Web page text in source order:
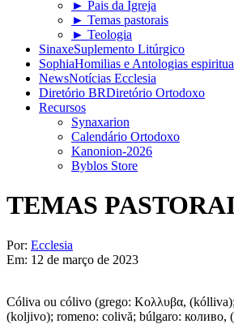
► Pais da Igreja
► Temas pastorais
► Teologia
SinaxeSuplemento Litúrgico
SophiaHomilias e Antologias
NewsNotícias Ecclesia
Diretório BRDiretório Ortodoxo
Recursos
Synaxarion
Calendário Ortodoxo
Kanonion-2026
Byblos Store
TEMAS
Por: Ecclesia
Em: 12 de março de 2023
Cóliva ou cólivo (grego: Κολλυβα,
(koljivo); romeno: colivă; búlgaro: коливо,